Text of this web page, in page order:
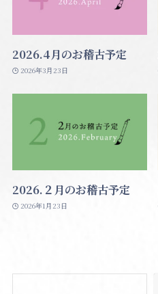
2026.4月のお稽古予定
2026年3月23日
2026.２月のお稽古予定
2026年1月23日